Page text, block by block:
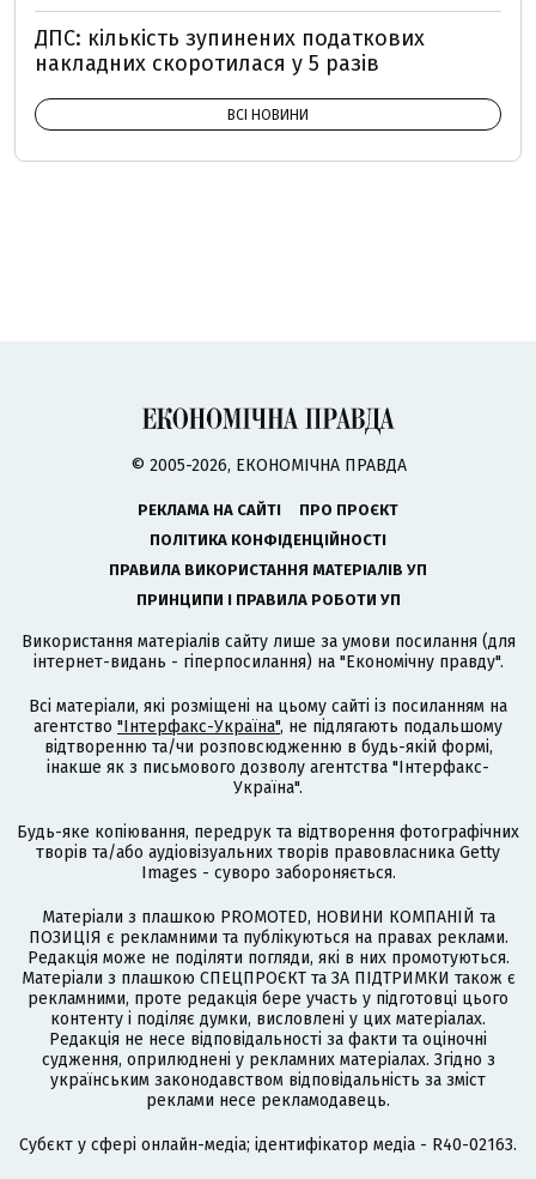
ДПС: кількість зупинених податкових
накладних скоротилася у 5 разів
ВСІ НОВИНИ
© 2005-2026, ЕКОНОМІЧНА ПРАВДА
РЕКЛАМА НА САЙТІ
ПРО ПРОЄКТ
ПОЛІТИКА КОНФІДЕНЦІЙНОСТІ
ПРАВИЛА ВИКОРИСТАННЯ МАТЕРІАЛІВ УП
ПРИНЦИПИ І ПРАВИЛА РОБОТИ УП
Використання матеріалів сайту лише за умови посилання (для
інтернет-видань - гіперпосилання) на "Економічну правду".
Всі матеріали, які розміщені на цьому сайті із посиланням на
агентство "Інтерфакс-Україна", не підлягають подальшому
відтворенню та/чи розповсюдженню в будь-якій формі,
інакше як з письмового дозволу агентства "Інтерфакс-
Україна".
Будь-яке копіювання, передрук та відтворення фотографічних
творів та/або аудіовізуальних творів правовласника Getty
Images - суворо забороняється.
Матеріали з плашкою PROMOTED, НОВИНИ КОМПАНІЙ та
ПОЗИЦІЯ є рекламними та публікуються на правах реклами.
Редакція може не поділяти погляди, які в них промотуються.
Матеріали з плашкою СПЕЦПРОЄКТ та ЗА ПІДТРИМКИ також є
рекламними, проте редакція бере участь у підготовці цього
контенту і поділяє думки, висловлені у цих матеріалах.
Редакція не несе відповідальності за факти та оціночні
судження, оприлюднені у рекламних матеріалах. Згідно з
українським законодавством відповідальність за зміст
реклами несе рекламодавець.
Cубєкт у сфері онлайн-медіа; ідентифікатор медіа - R40-02163.